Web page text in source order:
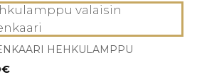
HEHKULAMPPU
€